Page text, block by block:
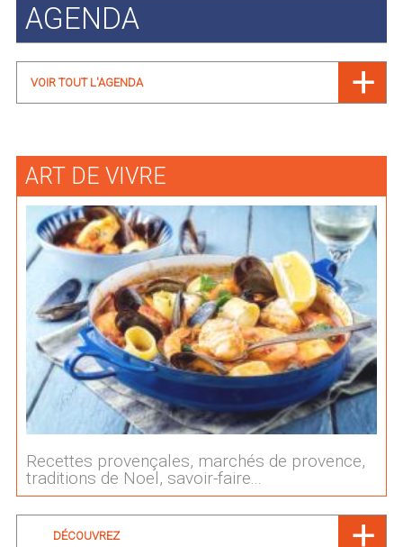
AGENDA
VOIR TOUT L'AGENDA
ART DE VIVRE
Recettes provençales, marchés de provence,
traditions de Noel, savoir-faire...
DÉCOUVREZ